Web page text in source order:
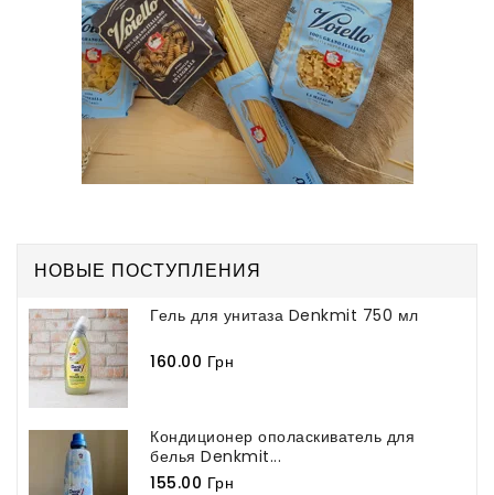
НОВЫЕ ПОСТУПЛЕНИЯ
Гель для унитаза Denkmit 750 мл
160.00 Грн
Кондиционер ополаскиватель для
белья Denkmit...
155.00 Грн